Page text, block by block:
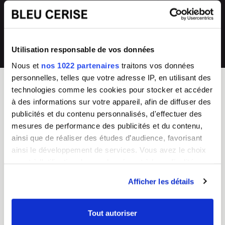
Utilisation responsable de vos données
Nous et nos 1022 partenaires traitons vos données
personnelles, telles que votre adresse IP, en utilisant des
technologies comme les cookies pour stocker et accéder
à des informations sur votre appareil, afin de diffuser des
publicités et du contenu personnalisés, d'effectuer des
mesures de performance des publicités et du contenu,
ainsi que de réaliser des études d’audience, favorisant
ainsi le développement de services. Vous avez le choix
tout moment en consultant la Déclaration relative aux
cookies ou en cliquant sur l'icône de confidentialité.
Afficher les détails
Tout autoriser
notre SAV 04 66 35 94 97
💰
Prix imbattables
les moins chers en France
BLEU CERISE
Enseigne Française
Service Client
Guides d'achat & FAQ
Du lundi au vendredi
8h - 17h
Sac Femme
Sac Homme
Junior/Enfant
Choisir un cadenas TSA